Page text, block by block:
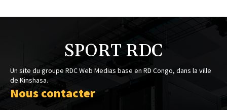
SPORT RDC
Un site du groupe RDC Web Medias base en RD Congo, dans la ville
de Kinshasa.
Nous contacter